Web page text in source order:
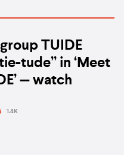
TUIDE
tude” in ‘Meet
— watch
1.4K